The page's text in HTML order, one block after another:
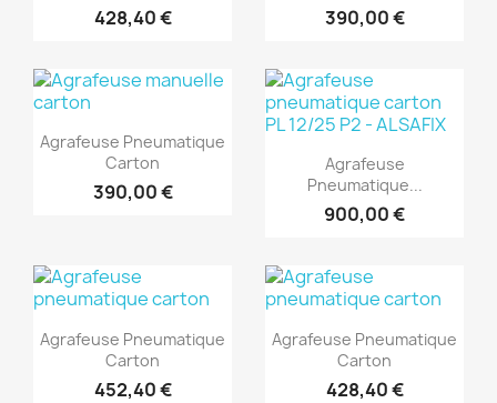
428,40 € 390,00 €
Aperçu rapide
Agrafeuse Pneumatique
Carton
390,00 €
Aperçu rapide
Agrafeuse
Pneumatique...
900,00 €
(1)
Aperçu rapide
Agrafeuse Pneumatique
Carton
452,40 €
(1)
Aperçu rapide
Agrafeuse Pneumatique
Carton
428,40 €
(1)